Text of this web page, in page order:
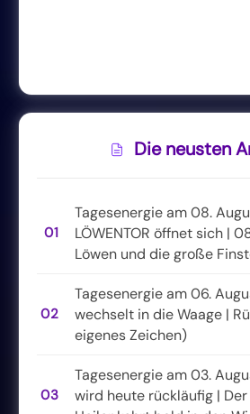
Die neusten
01
Tagesenergie am 08.
LÖWENTOR öffnet sich |
Löwen und die große
02
Tagesenergie am 06.
wechselt in die Waage |
eigenes Zeichen)
03
Tagesenergie am 03.
wird heute rückläufig |